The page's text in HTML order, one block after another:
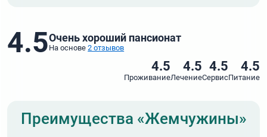
4.5Очень хороший пансионат
На основе2 отзывов
4.5
Проживание
4.5
Лечение
4.5
Сервис
4.5
Питание
Преимущества «Жемчужины»